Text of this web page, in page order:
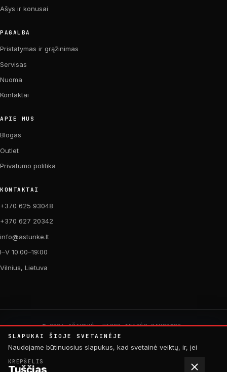
Ašys ir konusai
PAGALBA
Pristatymas ir grąžinimas
Servisas
Nuoma
Kontaktai
APIE MUS
Blogas
Outlet
Privatumo politika
KONTAKTAI
+370 625 93048
+370 627 20342
info@astunke.lt
I–V 10:00–19:00
Vilnius, Lietuva
© 2026 AŠTUNKĖ. VISOS TEISĖS SAUGOMOS.
PAGAMINTA SU MEILE DVIRAČIAMS. 🚴
by Digital Acid Studio
KREPŠELIS
Tuščias
SLAPUKAI ŠIOJE SVETAINĖJE
Naudojame būtinuosius slapukus, kad svetainė veiktų, ir, jei
sutiksite, analitinius slapukus, padedančius tobulinti turinį.
Daugiau informacijos rasite